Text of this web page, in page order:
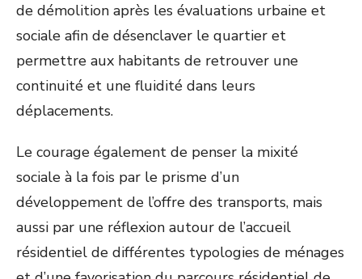
de démolition après les évaluations urbaine et
sociale afin de désenclaver le quartier et
permettre aux habitants de retrouver une
continuité et une fluidité dans leurs
déplacements.
Le courage également de penser la mixité
sociale à la fois par le prisme d’un
développement de l’offre des transports, mais
aussi par une réflexion autour de l’accueil
résidentiel de différentes typologies de ménages